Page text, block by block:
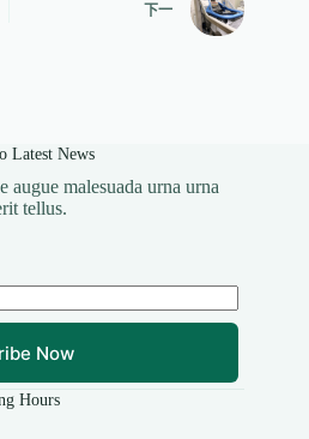
下一
Latest News
augue malesuada urna urna
tellus.
Now
Hours